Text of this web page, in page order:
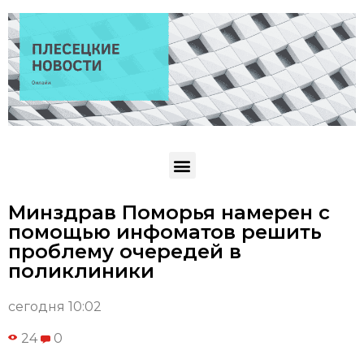
Минздрав Поморья намерен с
помощью инфоматов решить
проблему очередей в
поликлиники
сегодня 10:02
24 0